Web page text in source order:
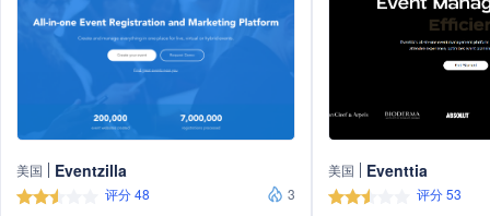
美国 Eventzilla
评分 48
3
美国 Eventtia
评分 53